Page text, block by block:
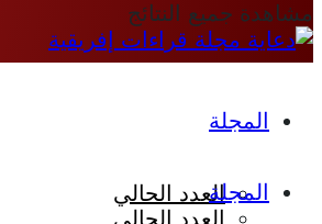
مشاهدة جميع النتائج
المجلة
العدد الحاليالمجلة
العدد الحالي